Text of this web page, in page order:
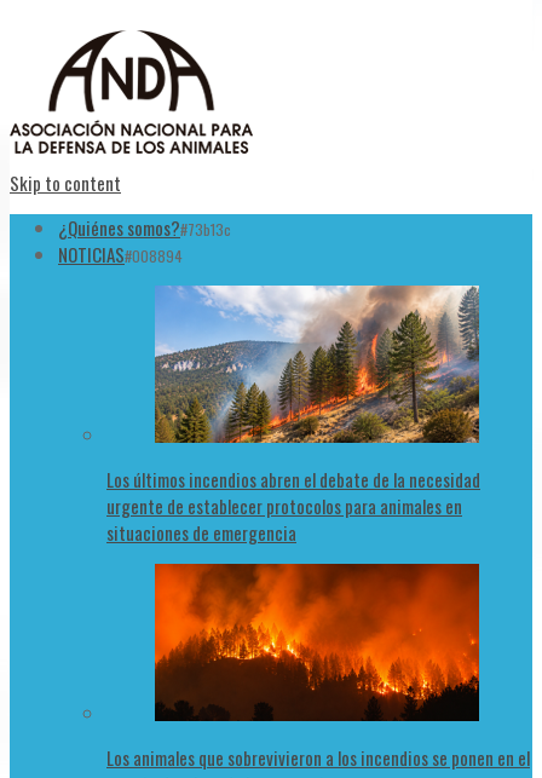
Skip to content
¿Quiénes somos?#73b13c
NOTICIAS#008894
Los últimos incendios abren el debate de la necesidad
urgente de establecer protocolos para animales en
situaciones de emergencia
Los animales que sobrevivieron a los incendios se ponen en el